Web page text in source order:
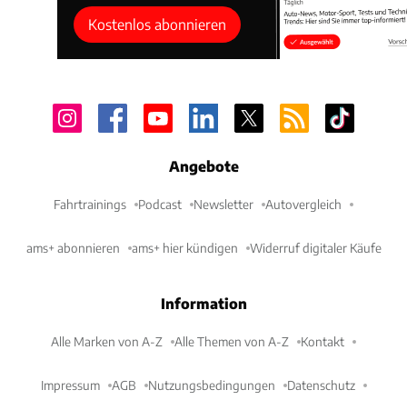
Kostenlos abonnieren
Angebote
Fahrtrainings Podcast Newsletter Autovergleich
ams+ abonnieren ams+ hier kündigen Widerruf digitaler Käufe
Information
Alle Marken von A-Z Alle Themen von A-Z Kontakt
Impressum AGB Nutzungsbedingungen Datenschutz